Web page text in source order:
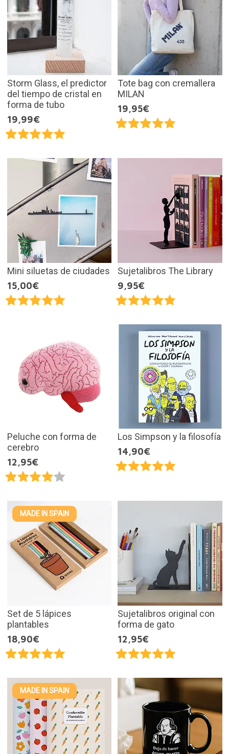
Storm Glass, el predictor
del tiempo de cristal en
forma de tubo
19,99€
Tote bag con cremallera
MILAN
19,95€
Mini siluetas de ciudades
15,00€
Sujetalibros The Library
9,95€
Peluche con forma de
cerebro
12,95€
Los Simpson y la filosofía
14,90€
MADE IN SPAIN
Set de 5 lápices
plantables
18,90€
Sujetalibros original con
forma de gato
12,95€
MADE IN SPAIN